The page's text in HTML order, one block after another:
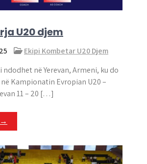
U20 djem
Ekipi Kombetar U20 Djem
ndodhet në Yerevan, Armeni, ku do
Kampionatin Evropian U20 –
11 – 20 […]
→